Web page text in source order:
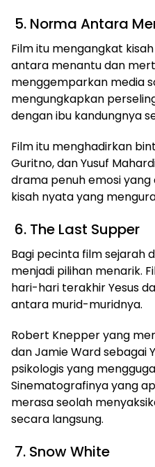
5. Norma Antara
Film itu mengangkat
antara menantu dan
menggemparkan media
mengungkapkan
dengan ibu kandungnya
Film itu menghadirkan
Guritno, dan Yusuf
drama penuh emosi
kisah nyata yang
6. The Last Supper
Bagi pecinta film sejarah
menjadi pilihan menarik.
hari-hari terakhir Yesus
antara murid-muridnya.
Robert Knepper yang
dan Jamie Ward sebagai
psikologis yang
Sinematografinya yang
merasa seolah
secara langsung.
7. Snow White